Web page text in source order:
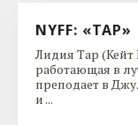
NYFF: «ТАР»
Лидия Тар
работающая в
преподает в
и ...